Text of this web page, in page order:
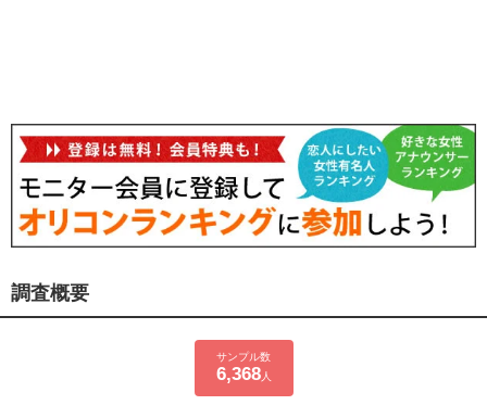
調査概要
サンプル数
6,368人